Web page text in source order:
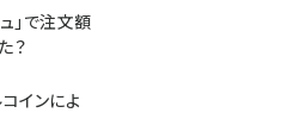
」で注文額
？
インによ